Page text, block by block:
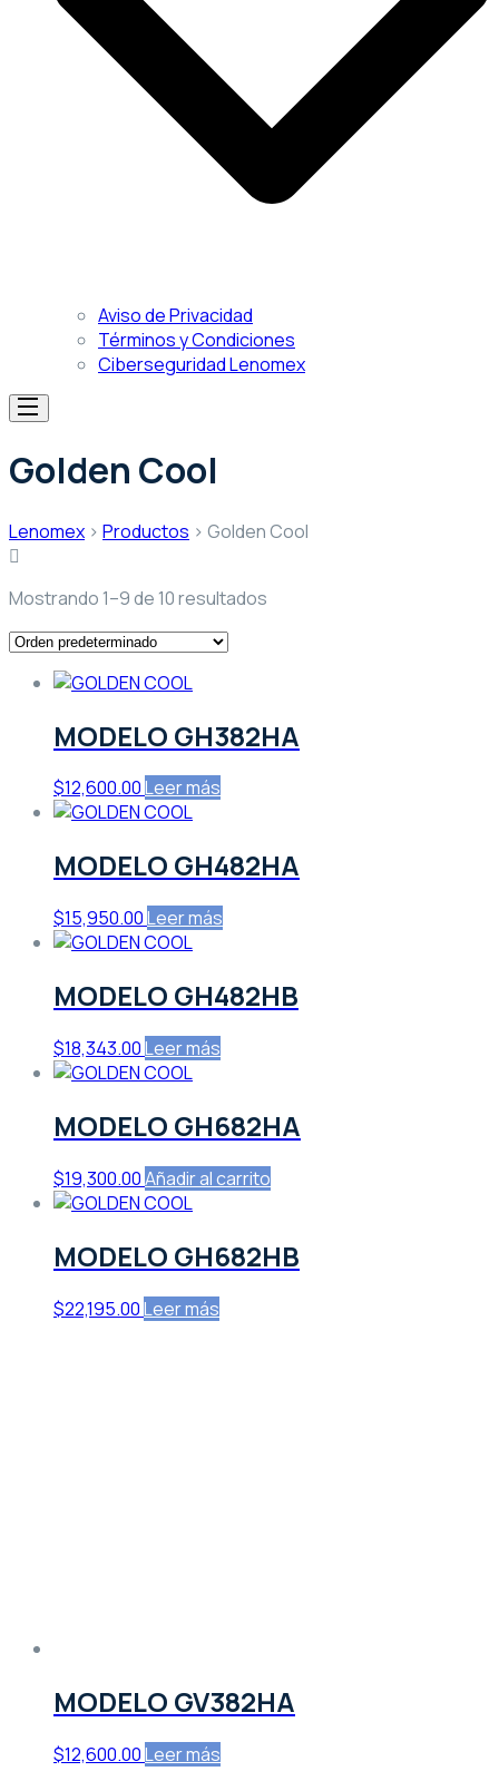
Aviso de Privacidad
Términos y Condiciones
Ciberseguridad Lenomex
Golden Cool
Lenomex > Productos > Golden Cool
Mostrando 1–9 de 10 resultados
MODELO GH382HA
$12,600.00Leer más
MODELO GH482HA
$15,950.00Leer más
MODELO GH482HB
$18,343.00Leer más
MODELO GH682HA
$19,300.00Añadir al carrito
MODELO GH682HB
$22,195.00Leer más
MODELO GV382HA
$12,600.00Leer más